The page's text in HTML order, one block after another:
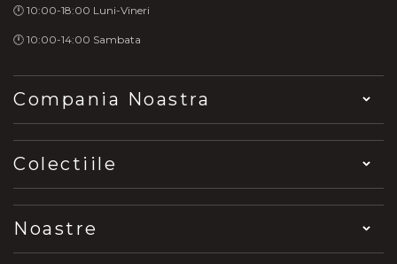
🕛 10:00-18:00 Luni-Vineri
🕛 10:00-14:00 Sambata
Compania Noastra
Colectiile
Noastre